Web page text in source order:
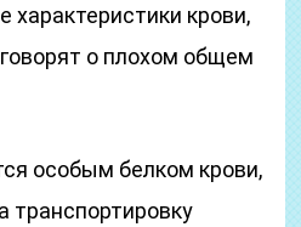
крови,
о плохом общем
особым белком крови,
транспортировку